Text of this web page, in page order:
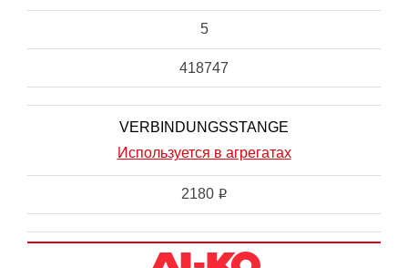
5
418747
VERBINDUNGSSTANGE
Используется в агрегатах
2180 i